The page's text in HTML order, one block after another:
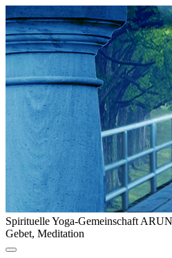
Spirituelle Yoga-Gemeinschaft
Gebet, Meditation